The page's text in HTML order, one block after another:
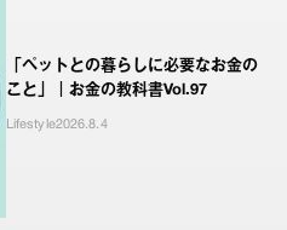
「ペットとの暮らしに必要なお金の
こと」｜お金の教科書Vol.97
Lifestyle2026.8.4